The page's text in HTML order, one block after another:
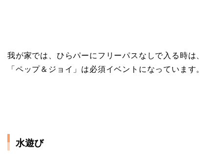
我が家では、ひらパーにフリーパスなしで入る時は、
「ペップ＆ジョイ」は必須イベントになっています。
水遊び